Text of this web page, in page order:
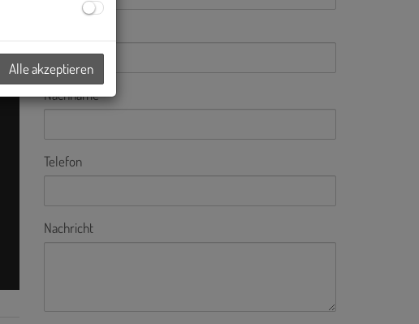
Nachname
Telefon
Nachricht
Alle akzeptieren